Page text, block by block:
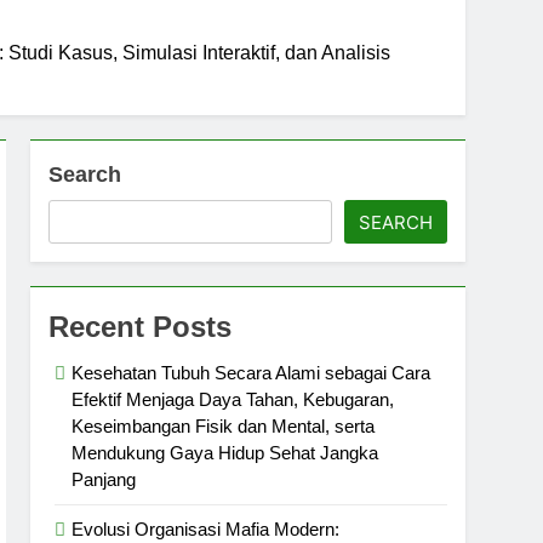
Alam, Perdagangan Gelap
Kriminal Global
Teori, Eksperimen, Teknologi
Depan
dalam Desain Mesin, Elektronika, Energi
Dorongan Positif, Menjaga Semangat,
Profesional Tetap Optimal
Diri, Mengubah Kebiasaan Negatif,
Disiplin, dan Semangat yang Tinggi
Festival, Seni Interaktif, Konten Kreatif,
Wisata, Seni Lokal, dan Aktivitas
Kasus, Simulasi Interaktif, dan Analisis
Search
SEARCH
Recent Posts
Kesehatan Tubuh Secara Alami sebagai Cara
Efektif Menjaga Daya Tahan, Kebugaran,
Keseimbangan Fisik dan Mental, serta
Mendukung Gaya Hidup Sehat Jangka
Panjang
Evolusi Organisasi Mafia Modern: